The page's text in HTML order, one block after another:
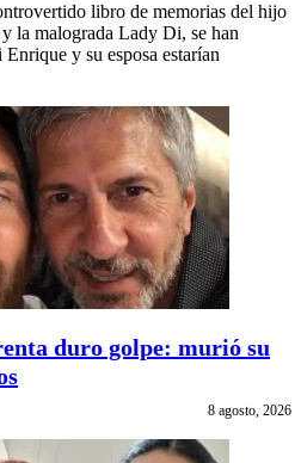
libro de memorias del hijo
la malograda Lady Di, se han
y su esposa estarían
duro golpe: murió su
8 agosto, 2026